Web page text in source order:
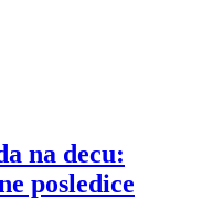
na decu:
posledice